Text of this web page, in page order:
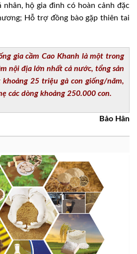
hộ gia đình có hoàn cảnh đặc
Hỗ trợ đồng bào gặp thiên tai
gia cầm Cao Khanh là một trong
nội địa lớn nhất cả nước, tổng sản
25 triệu gà con giống/năm,
các dòng khoảng 250.000 con.
Bảo Hân